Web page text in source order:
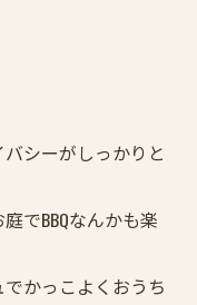
シーがしっかりと
でBBQなんかも楽
かっこよくおうち